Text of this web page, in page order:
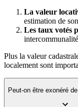
La valeur
estimation de
Les taux votés
Plus la valeur
localement sont
Peut-on être exonéré